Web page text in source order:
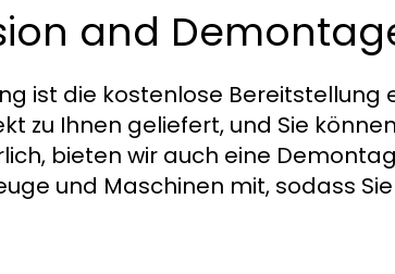
and
ist die kostenlose Bereitstellung
zu Ihnen geliefert, und Sie
bieten wir auch eine
und Maschinen mit, sodass